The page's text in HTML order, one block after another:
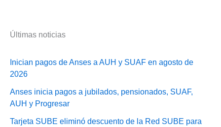
Últimas noticias
Inician pagos de Anses a AUH y SUAF en agosto de
2026
Anses inicia pagos a jubilados, pensionados, SUAF,
AUH y Progresar
Tarjeta SUBE eliminó descuento de la Red SUBE para